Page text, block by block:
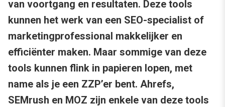
van voortgang en resultaten. Deze tools
kunnen het werk van een SEO-specialist of
marketingprofessional makkelijker en
efficiënter maken. Maar sommige van deze
tools kunnen flink in papieren lopen, met
name als je een ZZP’er bent. Ahrefs,
SEMrush en MOZ zijn enkele van deze tools